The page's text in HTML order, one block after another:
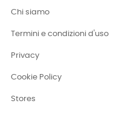
Chi siamo
Termini e condizioni d'uso
Privacy
Cookie Policy
Stores